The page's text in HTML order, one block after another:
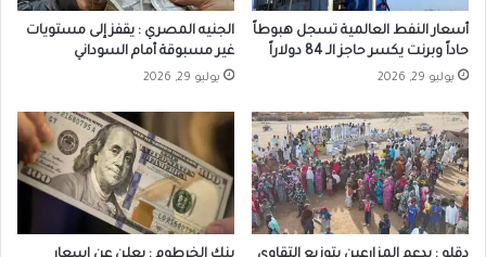
أسعار النفط العالمية تسجل هبوطاً
حاداً وبرنت يكسر حاجز الـ 84 دولاراً
يوليو 29, 2026
الجنيه المصري : يقفز إلى مستويات
غير مسبوقة أمام السوداني
يوليو 29, 2026